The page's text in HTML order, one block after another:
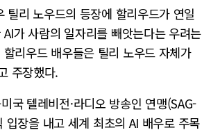
틸리 노우드의 등장에 할리우드가 연일
가 사람의 일자리를 빼앗는다는 우려는
리우드 배우들은 틸리 노우드 자체가
주장했다.
국 텔레비전·라디오 방송인 연맹(SAG-
입장을 내고 세계 최초의 AI 배우로 주목